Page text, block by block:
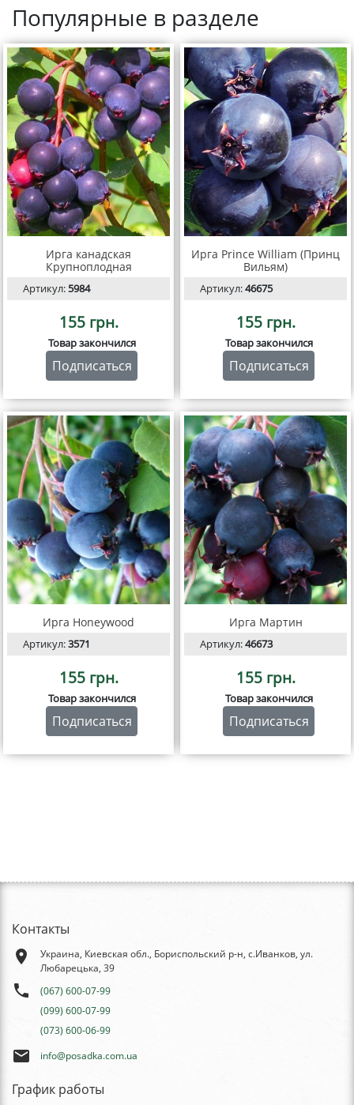
Популярные в разделе
Ирга канадская
Крупноплодная
Артикул:5984
155 грн.
Товар закончился
Подписаться
Ирга Prince William (Принц
Вильям)
Артикул:46675
155 грн.
Товар закончился
Подписаться
Ирга Honeywood
Артикул:3571
155 грн.
Товар закончился
Подписаться
Ирга Мартин
Артикул:46673
155 грн.
Товар закончился
Подписаться
Контакты
place
Украина, Киевская обл., Бориспольский р-н, с.Иванков, ул.
Любарецька, 39
phone
(067) 600-07-99
(099) 600-07-99
(073) 600-06-99
email info@posadka.com.ua
График работы